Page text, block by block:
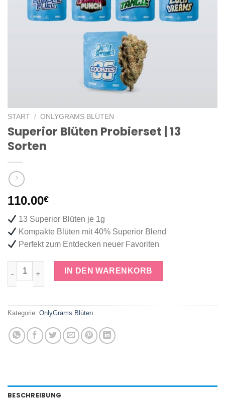
START / ONLYGRAMS BLÜTEN
Superior Blüten Probierset | 13
Sorten
110.00€
13 Superior Blüten je 1g
Kompakte Blüten mit 40% Superior Blend
Perfekt zum Entdecken neuer Favoriten
Superior Blüten Probierset | 13 Sorten Menge
IN DEN WARENKORB
Kategorie: OnlyGrams Blüten
BESCHREIBUNG